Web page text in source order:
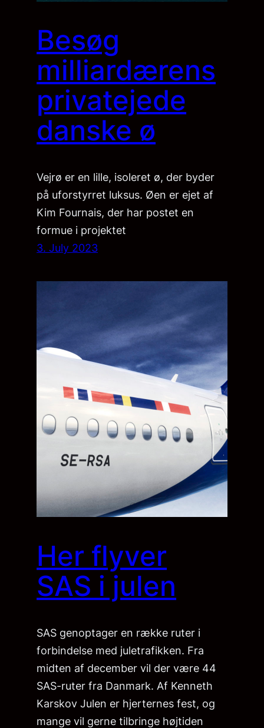
Besøg
milliardærens
privatejede
danske ø
Vejrø er en lille, isoleret ø, der byder
på uforstyrret luksus. Øen er ejet af
Kim Fournais, der har postet en
formue i projektet
3. July 2023
Her flyver
SAS i julen
SAS genoptager en række ruter i
forbindelse med juletrafikken. Fra
midten af december vil der være 44
SAS-ruter fra Danmark. Af Kenneth
Karskov Julen er hjerternes fest, og
mange vil gerne tilbringe højtiden